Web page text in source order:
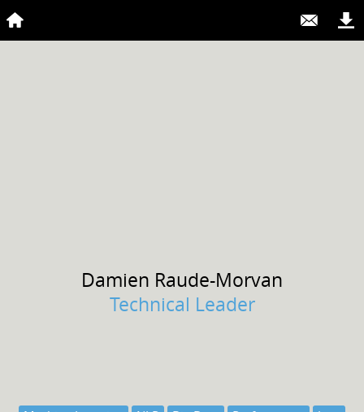
Damien Raude-Morvan
Technical Leader